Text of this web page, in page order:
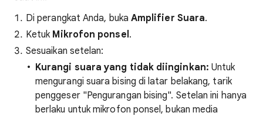
Di perangkat Anda, buka Amplifier Suara.
Ketuk Mikrofon ponsel.
Sesuaikan setelan:
Kurangi suara yang tidak diinginkan: Untuk
mengurangi suara bising di latar belakang, tarik
penggeser "Pengurangan bising". Setelan ini hanya
berlaku untuk mikrofon ponsel, bukan media